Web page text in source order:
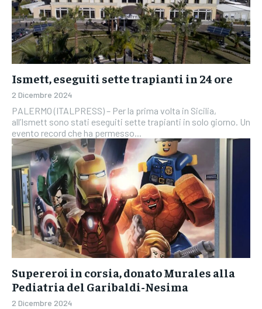
Ismett, eseguiti sette trapianti in 24 ore
2 Dicembre 2024
PALERMO (ITALPRESS) – Per la prima volta in Sicilia,
all’Ismett sono stati eseguiti sette trapianti in solo giorno. Un
evento record che ha permesso...
Supereroi in corsia, donato Murales alla
Pediatria del Garibaldi-Nesima
2 Dicembre 2024